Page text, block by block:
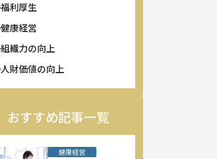
福利厚生
健康経営
組織力の向上
人財価値の向上
おすすめ記事一覧
健康経営